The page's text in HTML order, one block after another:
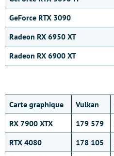
GeForce RTX 3090
Radeon RX 6950 XT
Radeon RX 6900 XT
Carte graphique Vulkan
RX 7900 XTX
179 579
RTX 4080
178 105